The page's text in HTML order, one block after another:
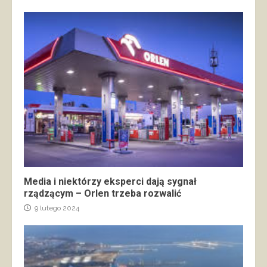
Media i niektórzy eksperci dają sygnał
rządzącym – Orlen trzeba rozwalić
9 lutego 2024